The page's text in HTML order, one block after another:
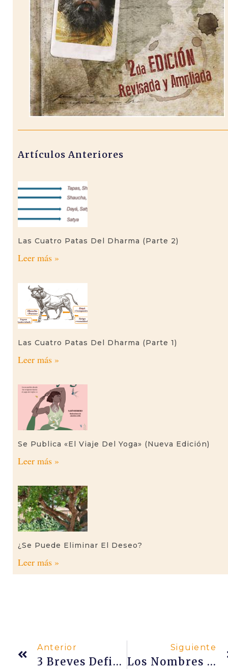
Artículos Anteriores
Las Cuatro Patas Del Dharma (parte 2)
Leer más »
Las Cuatro Patas Del Dharma (parte 1)
Leer más »
Se Publica «El Viaje Del Yoga» (nueva Edición)
Leer más »
¿Se Puede Eliminar El Deseo?
Leer más »
Anterior
3 Breves Definiciones De Yoga En La Bhagavad Gītā
Siguiente
Los Nombres De Las Caracolas De Guerra